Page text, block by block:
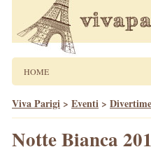
HOME
Viva Parigi > Eventi >
Notte Bianca